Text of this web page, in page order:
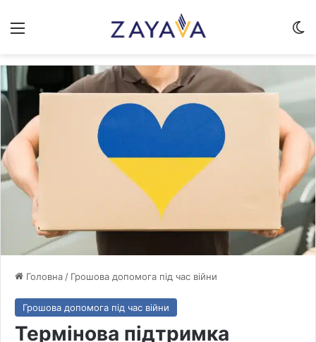
Меню
Головна / Грошова допомога під час війни
Грошова допомога під час війни
Термінова підтримка